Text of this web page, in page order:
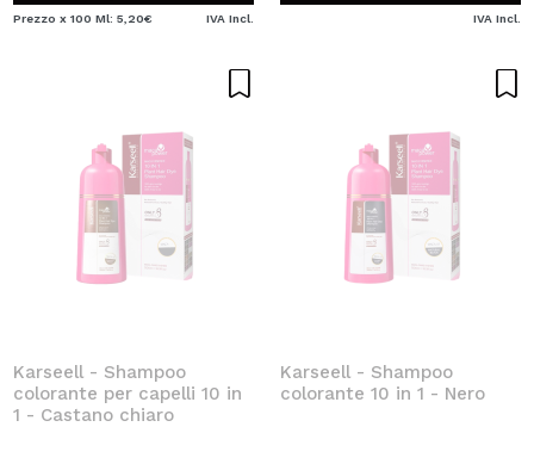
Prezzo x 100 Ml: 5,20€ IVA Incl. IVA Incl.
Karseell - Shampoo
colorante per capelli 10 in
1 - Castano chiaro
Karseell - Shampoo
colorante 10 in 1 - Nero